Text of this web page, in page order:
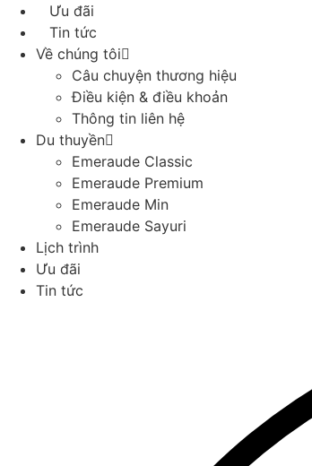
Ưu đãi
Tin tức
Về chúng tôi
Câu chuyện thương hiệu
Điều kiện & điều khoản
Thông tin liên hệ
Du thuyền
Emeraude Classic
Emeraude Premium
Emeraude Min
Emeraude Sayuri
Lịch trình
Ưu đãi
Tin tức